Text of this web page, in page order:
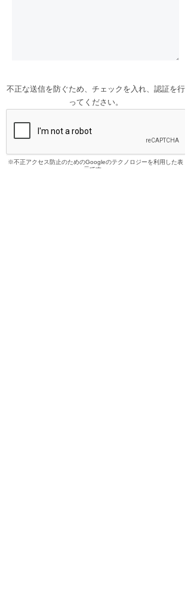
不正な送信を防ぐため、チェックを入れ、認証を行
ってください。
※不正アクセス防止のためのGoogleのテクノロジーを利用した表
示です。